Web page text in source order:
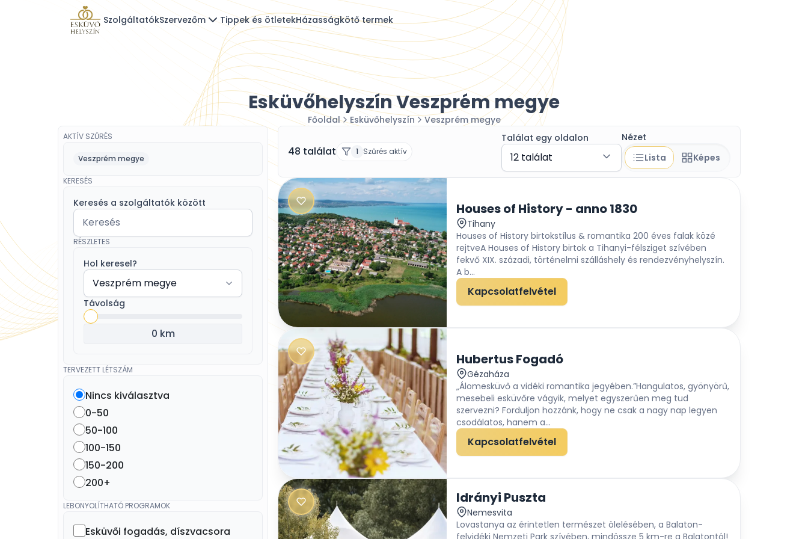
SzolgáltatókSzervezőm Tippek és ötletekHázasságkötő termek
Esküvőhelyszín Veszprém megye
Főoldal Esküvőhelyszín Veszprém megye
AKTÍV SZŰRÉS
Veszprém megye
KERESÉS
Keresés a szolgáltatók között
RÉSZLETES
Hol keresel?
Távolság
0 km
TERVEZETT LÉTSZÁM
Nincs kiválasztva
0-50
50-100
100-150
150-200
200+
LEBONYOLÍTHATÓ PROGRAMOK
Esküvői fogadás, díszvacsora
48 találat 1 Szűrés aktív
Találat egy oldalon
12 találat
Nézet
Lista
Képes
Houses of History - anno 1830
Tihany
Houses of History birtokstílus & romantika 200 éves falak közé
rejtveA Houses of History birtok a Tihanyi-félsziget szívében
fekvő XIX. századi, történelmi szálláshely és rendezvényhelyszín.
A b...
Kapcsolatfelvétel
Hubertus Fogadó
Gézaháza
„Álomesküvő a vidéki romantika jegyében.”Hangulatos, gyönyörű,
mesebeli esküvőre vágyik, melyet egyszerűen meg tud
szervezni? Forduljon hozzánk, hogy ne csak a nagy nap legyen
csodálatos, hanem a...
Kapcsolatfelvétel
Idrányi Puszta
Nemesvita
Lovastanya az érintetlen természet ölelésében, a Balaton-
felvidéki Nemzeti Park szívében, mindössze 5 km-re a Balatontól!